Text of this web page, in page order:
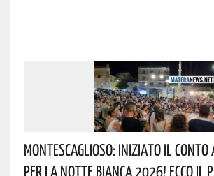
Montescaglioso: Iniziato Il Conto
Per La Notte Bianca 2026! Ecco Il